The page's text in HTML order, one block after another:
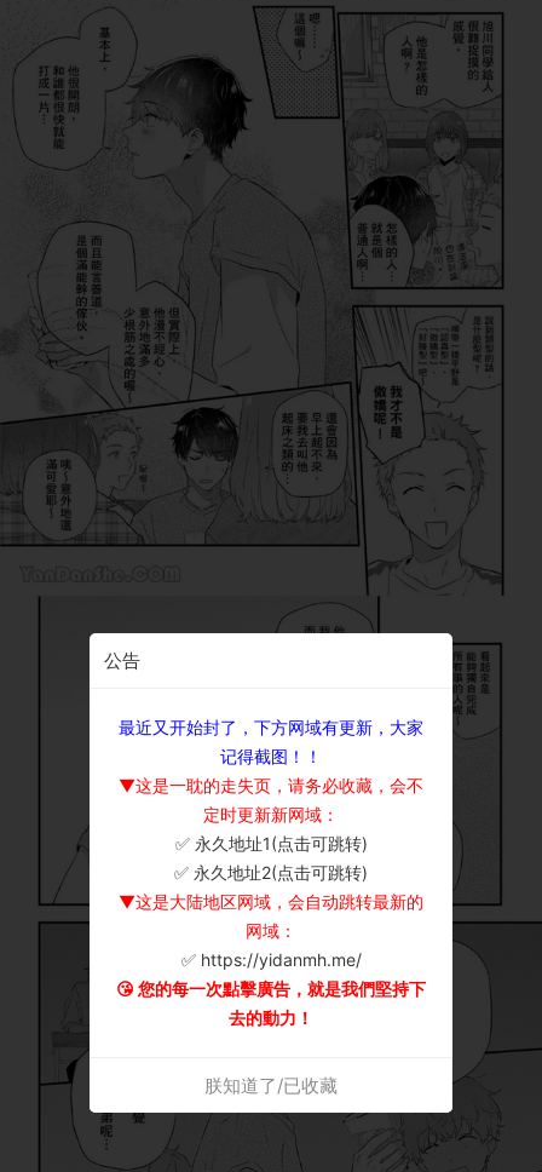
公告
最近又开始封了，下方网域有更新，大家
记得截图！！
▼这是一耽的走失页，请务必收藏，会不
定时更新新网域：
✅ 永久地址1(点击可跳转)
✅ 永久地址2(点击可跳转)
▼这是大陆地区网域，会自动跳转最新的
网域：
✅ https://yidanmh.me/
😘 您的每一次點擊廣告，就是我們堅持下
去的動力！
朕知道了/已收藏